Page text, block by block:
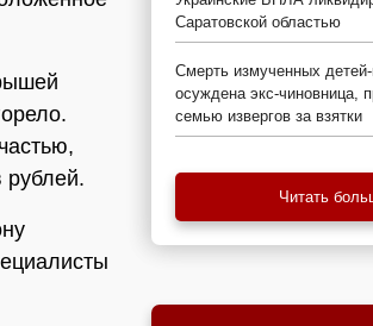
Саратовской областью
Смерть измученных
осуждена экс-чиновница,
семью извергов за взятки
Читать